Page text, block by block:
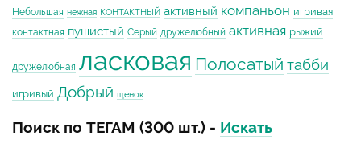
Небольшая нежная КОНТАКТНЫЙ активный компаньон игривая
контактная пушистый Серый дружелюбный активная рыжий
дружелюбная ласковая Полосатый табби
игривый Добрый щенок
Поиск по ТЕГАМ (300 шт.) - Искать